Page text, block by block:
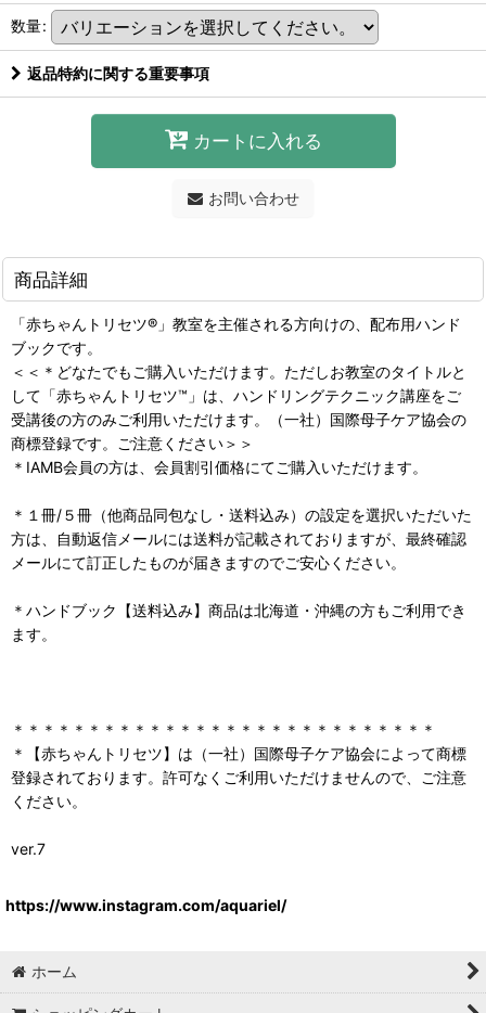
数量:
返品特約に関する重要事項
カートに入れる
お問い合わせ
商品詳細
「赤ちゃんトリセツ®」教室を主催される方向けの、配布用ハンド
ブックです。
＜＜＊どなたでもご購入いただけます。ただしお教室のタイトルと
して「赤ちゃんトリセツ™」は、ハンドリングテクニック講座をご
受講後の方のみご利用いただけます。（一社）国際母子ケア協会の
商標登録です。ご注意ください＞＞
＊IAMB会員の方は、会員割引価格にてご購入いただけます。
＊１冊/５冊（他商品同包なし・送料込み）の設定を選択いただいた
方は、自動返信メールには送料が記載されておりますが、最終確認
メールにて訂正したものが届きますのでご安心ください。
＊ハンドブック【送料込み】商品は北海道・沖縄の方もご利用でき
ます。
＊＊＊＊＊＊＊＊＊＊＊＊＊＊＊＊＊＊＊＊＊＊＊＊＊＊＊＊
＊【赤ちゃんトリセツ】は（一社）国際母子ケア協会によって商標
登録されております。許可なくご利用いただけませんので、ご注意
ください。
ver.7
https://www.instagram.com/aquariel/
ホーム